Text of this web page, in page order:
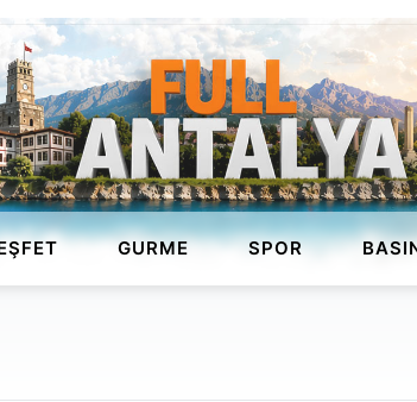
GURME SPOR